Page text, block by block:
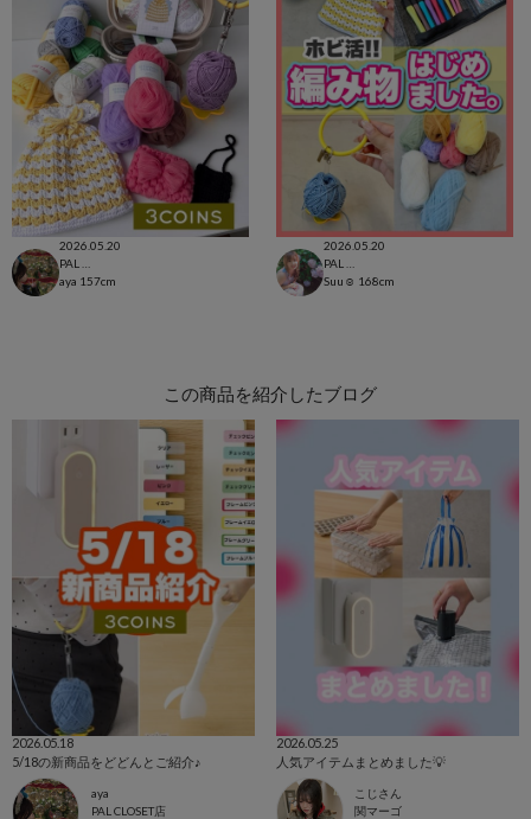
2026.05.20
aya 157cm
2026.05.20
Suu☺︎ 168cm
この商品を紹介したブログ
2026.05.18
5/18の新商品をどどんとご紹介♪
aya
PAL CLOSET店
2026.05.25
人気アイテムまとめました💡
こじさん
関マーゴ